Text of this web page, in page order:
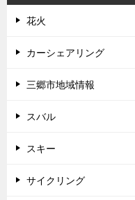
花火
カーシェアリング
三郷市地域情報
スバル
スキー
サイクリング